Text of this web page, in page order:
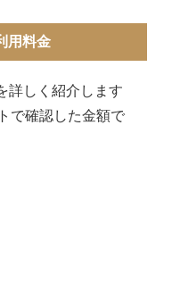
用料金
詳しく紹介します
で確認した金額で